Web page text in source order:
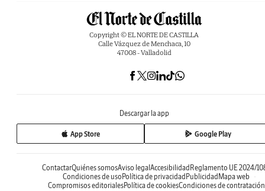
Copyright © EL NORTE DE CASTILLA
Calle Vázquez de Menchaca, 10
47008 - Valladolid
Descargar la app
App Store Google Play
ContactarQuiénes somosAviso legal Accesibilidad Reglamento UE 2024/
Condiciones de uso Política de privacidad Publicidad Mapa web
Compromisos editorialesPolítica de cookiesCondiciones de contratación